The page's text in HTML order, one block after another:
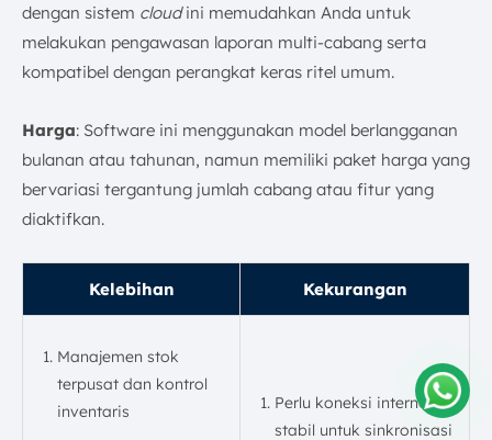
dengan sistem cloudini memudahkan Anda untuk
melakukan pengawasan laporan multi-cabang serta
kompatibel dengan perangkat keras ritel umum.
Harga: Software ini menggunakan model berlangganan
bulanan atau tahunan, namun memiliki paket harga yang
bervariasi tergantung jumlah cabang atau fitur yang
diaktifkan.
Kelebihan Kekurangan
Manajemen stok
terpusat dan kontrol
inventaris
Perlu koneksi internet
stabil untuk sinkronisasi
Amelia